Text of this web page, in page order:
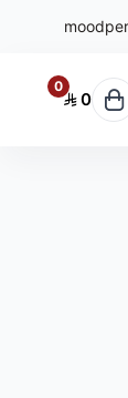
0
0